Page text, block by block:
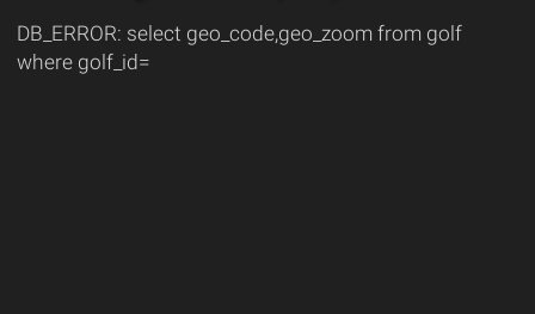
DB_ERROR: select geo_code,geo_zoom from golf
where golf_id=